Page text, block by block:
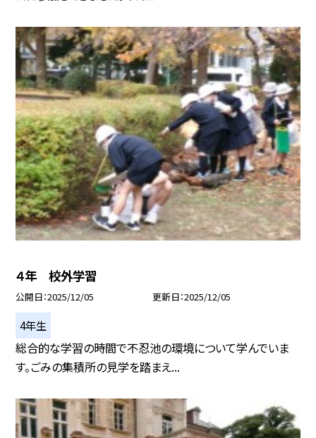
４年 校外学習
公開日 2025/12/05 更新日 2025/12/05
4年生
総合的な学習の時間で不忍池の環境について学んでいま
す。ごみの集積所の見学を踏まえ...